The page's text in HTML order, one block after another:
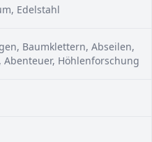
Edelstahl
Baumklettern, Abseilen,
Abenteuer, Höhlenforschung